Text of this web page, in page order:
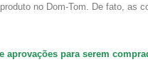
no Dom-Tom. De fato, as
aprovações para serem